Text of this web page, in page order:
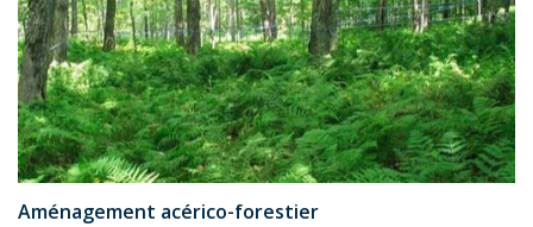
Aménagement acérico-forestier